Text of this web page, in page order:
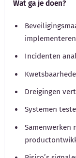
Wat ga je doen?
implementeren
Incidenten
Dreigingen
Systemen
Samenwerken